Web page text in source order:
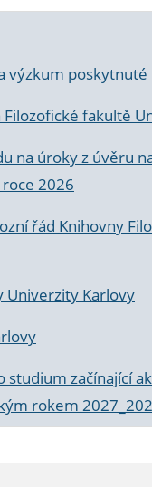
poskytnuté
fakultě
na úroky z úvěru
2026
řád Knihovny
Univerzity Karlovy
studium začínající
rokem